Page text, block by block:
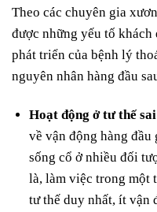
Theo các chuyên gia
được những yếu tố khách
phát triển của bệnh lý
nguyên nhân hàng đầu
Hoạt động ở tư thế
về vận động hàng
sống cổ ở nhiều đối
là, làm việc trong một
tư thế duy nhất, ít vận